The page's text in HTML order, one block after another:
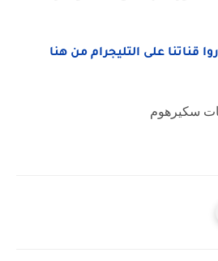
قناتنا على التليجرام من هنا
سكيرهوم